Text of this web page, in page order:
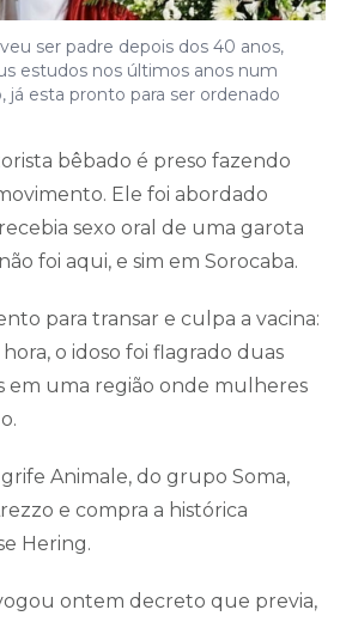
ser padre depois dos 40 anos,
estudos nos últimos anos num
já esta pronto para ser ordenado
bêbado é preso fazendo
Ele foi abordado
sexo oral de uma garota
foi aqui, e sim em Sorocaba.
para transar e culpa a vacina:
o idoso foi flagrado duas
em uma região onde mulheres
grife Animale, do grupo Soma,
e compra a histórica
Hering.
ontem decreto que previa,